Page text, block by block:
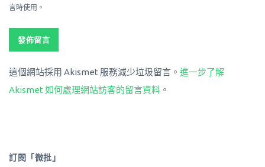
言時使用。
這個網站採用 Akismet 服務減少垃圾留言。 進一步了解
Akismet 如何處理網站訪客的留言資料 。
訂閱「微批」